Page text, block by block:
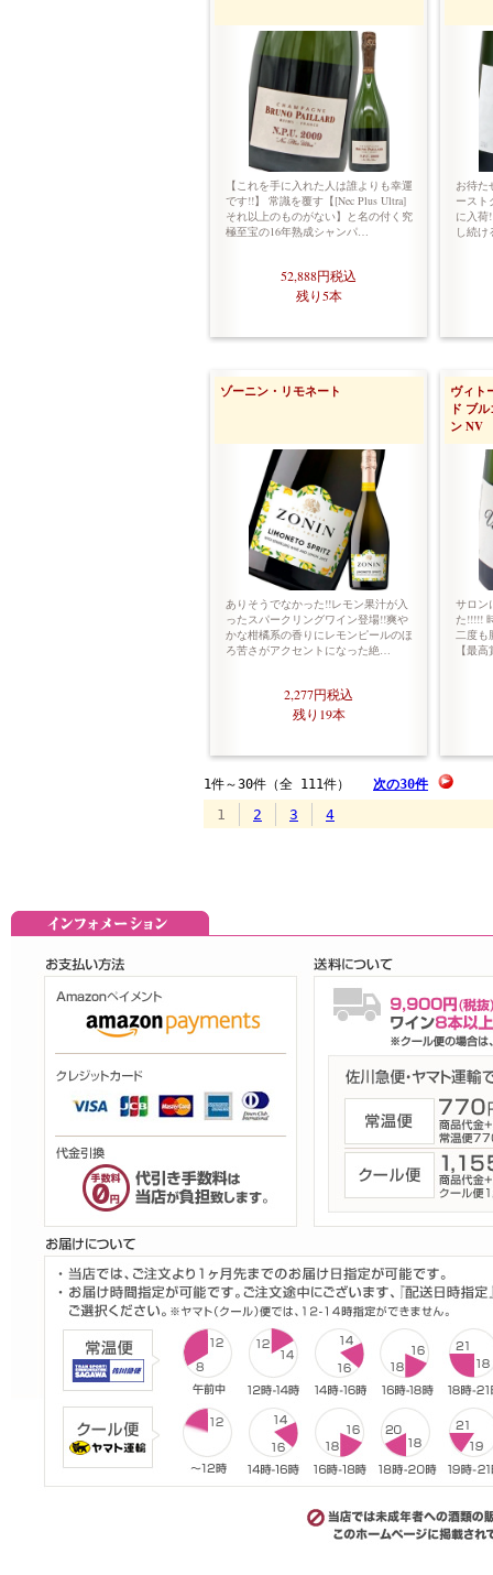
【これを手に入れた人は誰よりも幸運
です!!】 常識を覆す【[Nec Plus Ultra]
それ以上のものがない】と名の付く究
極至宝の16年熟成シャンパ…
52,888円税込
残り5本
お待た
ースト
に入荷
し続
ゾーニン・リモネート
ありそうでなかった!!レモン果汁が入
ったスパークリングワイン登場!!爽や
かな柑橘系の香りにレモンピールのほ
ろ苦さがアクセントになった絶…
2,277円税込
残り19本
ヴィト
ド ブ
ン NV
サロン
た!!!!!
二度も
【最